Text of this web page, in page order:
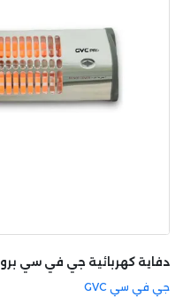
جي في سي GVC
دفاية كهربائية جي في سي برو GVC Pro مستطيل - GVCHT-1802